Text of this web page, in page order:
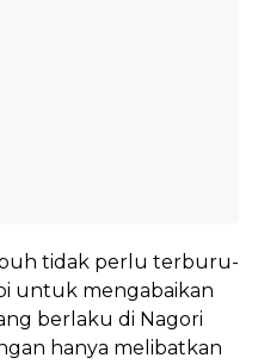
tidak perlu terburu-
untuk mengabaikan
berlaku di Nagori
hanya melibatkan